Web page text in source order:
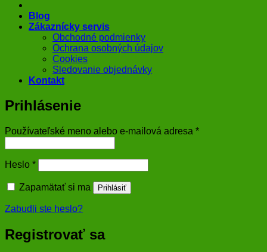
Blog
Zákaznícky servis
Obchodné podmienky
Ochrana osobných údajov
Cookies
Sledovanie objednávky
Kontakt
Prihlásenie
Používateľské meno alebo e-mailová adresa *Povinné
Heslo *Povinné
Zapamätať si ma Prihlásiť
Zabudli ste heslo?
Registrovať sa